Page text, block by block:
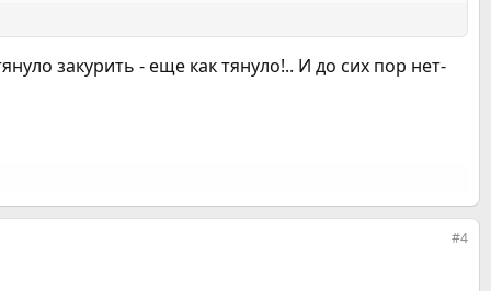
закурить - еще как тянуло!.. И до сих пор нет-
#4